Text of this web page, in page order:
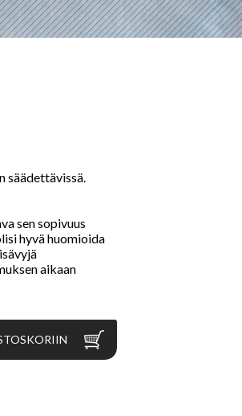
säädettävissä.
sen sopivuus
hyvä huomioida
aikaan